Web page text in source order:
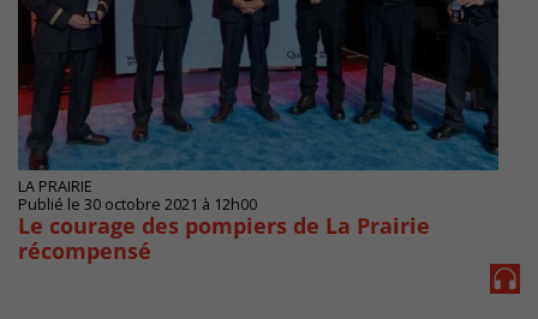
LA PRAIRIE
Publié le 30 octobre 2021 à 12h00
Le courage des pompiers de La Prairie
récompensé